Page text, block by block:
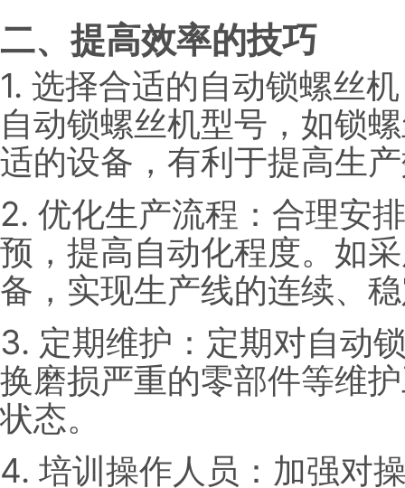
二、提高效率的技巧
1. 选择合适的自动锁螺丝
自动锁螺丝机型号，如锁
适的设备，有利于提高生
2. 优化生产流程：合理安
预，提高自动化程度。如
备，实现生产线的连续、
3. 定期维护：定期对自动
换磨损严重的零部件等维
状态。
4. 培训操作人员：加强对